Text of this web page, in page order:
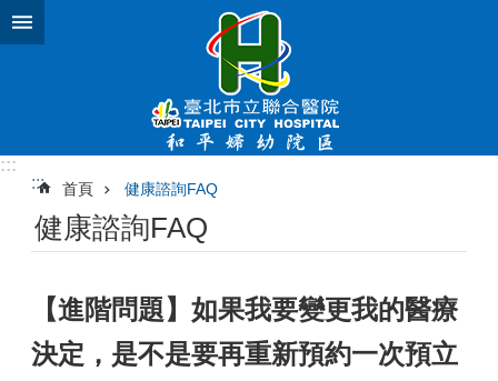
跳到主要內容區塊
:::
:::
首頁 健康諮詢FAQ
健康諮詢FAQ
【進階問題】如果我要變更我的醫療
決定，是不是要再重新預約一次預立